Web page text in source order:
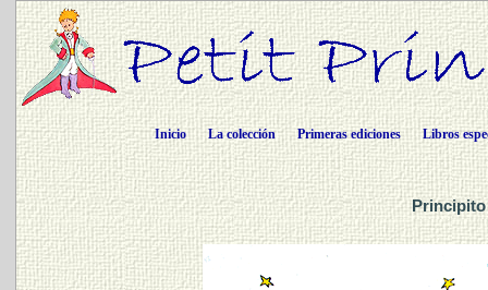
Inicio La colección Primeras ediciones Libros
Principito